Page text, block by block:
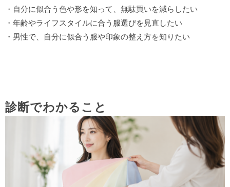
・自分に似合う色や形を知って、無駄買いを減らしたい
・年齢やライフスタイルに合う服選びを見直したい
・男性で、自分に似合う服や印象の整え方を知りたい
診断でわかること